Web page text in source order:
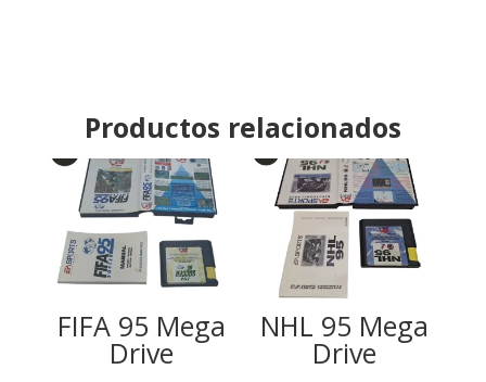
Productos relacionados
FIFA 95 Mega
Drive
NHL 95 Mega
Drive